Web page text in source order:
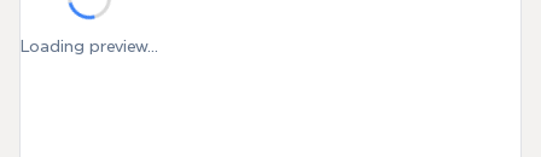
Loading preview...